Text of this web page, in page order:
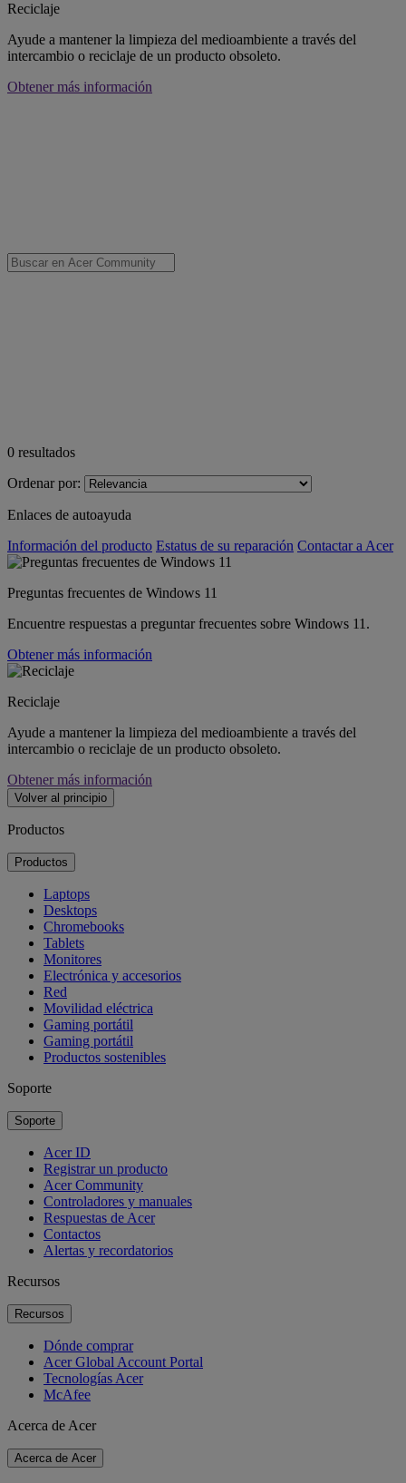
Reciclaje
Ayude a mantener la limpieza del medioambiente a través del
intercambio o reciclaje de un producto obsoleto.
Obtener más información
0 resultados
Ordenar por:
Enlaces de autoayuda
Información del producto Estatus de su reparación Contactar a Acer
Preguntas frecuentes de Windows 11
Encuentre respuestas a preguntar frecuentes sobre Windows 11.
Obtener más información
Reciclaje
Ayude a mantener la limpieza del medioambiente a través del
intercambio o reciclaje de un producto obsoleto.
Obtener más información
Volver al principio
Productos
Productos
Laptops
Desktops
Chromebooks
Tablets
Monitores
Electrónica y accesorios
Red
Movilidad eléctrica
Gaming portátil
Gaming portátil
Productos sostenibles
Soporte
Soporte
Acer ID
Registrar un producto
Acer Community
Controladores y manuales
Respuestas de Acer
Contactos
Alertas y recordatorios
Recursos
Recursos
Dónde comprar
Acer Global Account Portal
Tecnologías Acer
McAfee
Acerca de Acer
Acerca de Acer